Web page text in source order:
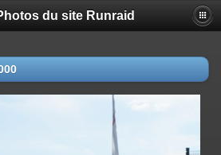
du site Runraid